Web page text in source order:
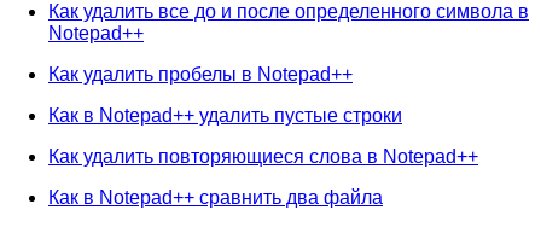
Как удалить все до и после определенного символа в
Notepad++
Как удалить пробелы в Notepad++
Как в Notepad++ удалить пустые строки
Как удалить повторяющиеся слова в Notepad++
Как в Notepad++ сравнить два файла